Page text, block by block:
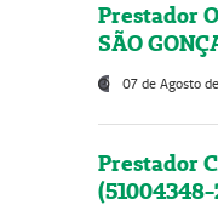
Prestador
SÃO
07 de Agosto
Prestador